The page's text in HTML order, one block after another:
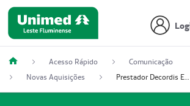
Acesso Rápido
Comunicação
Novas Aquisições
Prestador Decordis Exames Cardiológicos LTDA (51004346-0)